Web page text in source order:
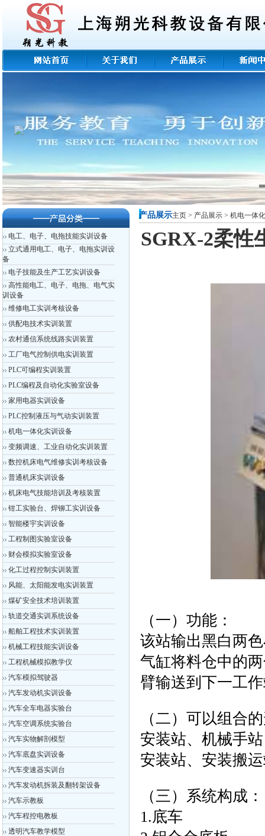
电工、电子、电拖技能实训设备
立式通用电工、电子、电拖实训设
备
电子技能及生产工艺实训设备
高性能电工、电子、电拖、电气实
训设备
维修电工实训考核设备
供配电技术实训装置
农村通信系统线路实训装置
工厂电气控制供电实训装置
PLC可编程实训装置
PLC编程及自动化实验室设备
家用电器实训设备
PLC控制液压与气动实训装置
机电一体化实训设备
变频调速、工业自动化实训装置
数控机床电气维修实训考核设备
普通机床实训设备
机床电气技能培训及考核装置
钳工实验台、焊铆工实训设备
智能楼宇实训设备
工程制图实验室设备
财会模拟实验室设备
化工过程控制实训装置
风能、太阳能发电实训装置
煤矿安全技术培训装置
轨道交通实训系统设备
船舶工程技术实训装置
机械工程技能实训设备
工程机械模拟教学仪
汽车模拟驾驶器
汽车发动机实训设备
汽车全车电器实验台
汽车空调系统实验台
汽车实物解剖模型
汽车底盘实训设备
汽车变速器实训台
汽车发动机拆装及翻转架设备
汽车示教板
汽车程控电教板
透明汽车教学模型
产品展示主页 > 产品展示 > 机电一体
SGRX-2柔性
（一）功能：
该站输出黑白两
气缸将料仓中的
臂输送到下一工
（二）可以组合
安装站、机械手站
安装站、安装搬
（三）系统构成：
1.底车